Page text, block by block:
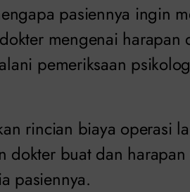
pasiennya ingin
mengenai harapan
pemeriksaan
rincian biaya operasi
dokter buat dan
pasiennya.